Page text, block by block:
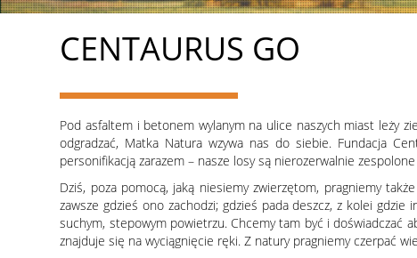
CENTAURUS GO
Pod asfaltem i betonem wylanym na ulice naszych miast leży
odgradzać, Matka Natura wzywa nas do siebie. Fundacja
personifikacją zarazem – nasze losy są nierozerwalnie
Dziś, poza pomocą, jaką niesiemy zwierzętom, pragniemy
zawsze gdzieś ono zachodzi; gdzieś pada deszcz, z kolei
suchym, stepowym powietrzu. Chcemy tam być i doświadczać
znajduje się na wyciągnięcie ręki. Z natury pragniemy czerpać